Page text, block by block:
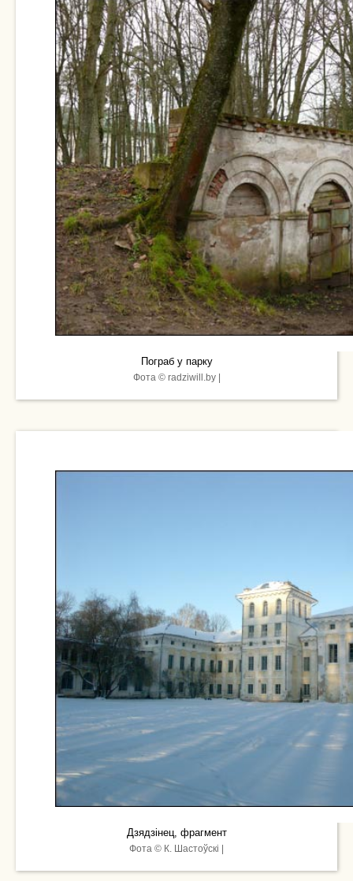
Пограб у парку
Фота © radziwill.by |
Дзядзінец, фрагмент
Фота © К. Шастоўскі |